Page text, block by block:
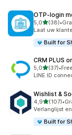
OTP‑login
5,0van 5
(38)
38 recensies
•
Laat uw
Built for
CRM PLUS
5,0van 5
(37)
37 recensies
•
LINE ID
Wishlist &
4,9van 5
(107)
107 •
Verlanglijst
Built for